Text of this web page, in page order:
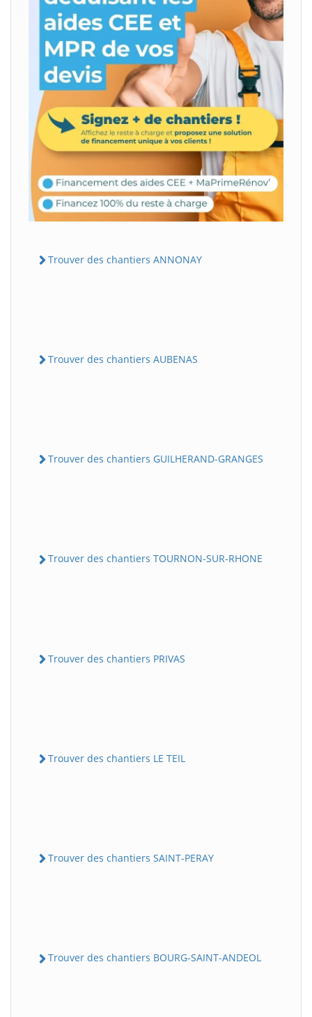
Trouver des chantiers ANNONAY
Trouver des chantiers AUBENAS
Trouver des chantiers GUILHERAND-GRANGES
Trouver des chantiers TOURNON-SUR-RHONE
Trouver des chantiers PRIVAS
Trouver des chantiers LE TEIL
Trouver des chantiers SAINT-PERAY
Trouver des chantiers BOURG-SAINT-ANDEOL